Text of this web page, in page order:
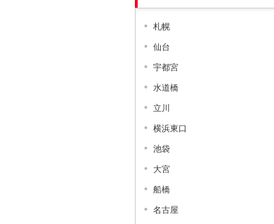
札幌
仙台
宇都宮
水道橋
立川
横浜東口
池袋
大宮
船橋
名古屋